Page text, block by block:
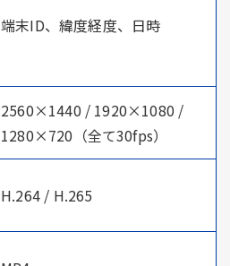
端末ID、緯度経度、日時
2560×1440 / 1920×1080 /
1280×720（全て30fps）
H.264 / H.265